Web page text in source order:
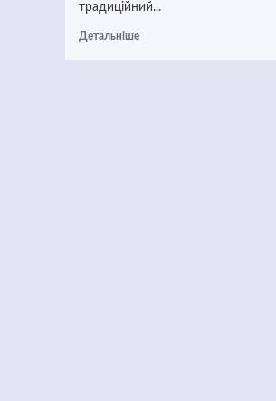
традиційний...
Детальніше